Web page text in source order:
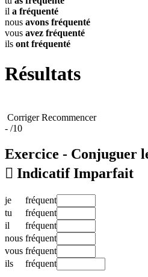
il a fréquenté
nous avons fréquenté
vous avez fréquenté
ils ont fréquenté
Résultats
CorrigerRecommencer
- /10
Exercice - Conjuguer
 Indicatif Imparfait
je
fréquent
tu
fréquent
il
fréquent
nous fréquent
vous fréquent
ils
fréquent